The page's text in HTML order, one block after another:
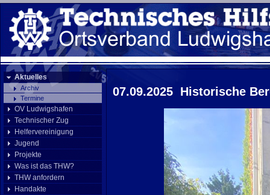
Aktuelles
Archiv
Termine
OV Ludwigshafen
Technischer Zug
Helfervereinigung
Jugend
Projekte
Was ist das THW?
THW anfordern
Handakte
07.09.2025 Historische